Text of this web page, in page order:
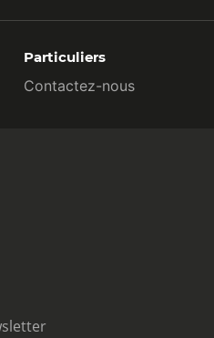
Particuliers
Contactez-nous